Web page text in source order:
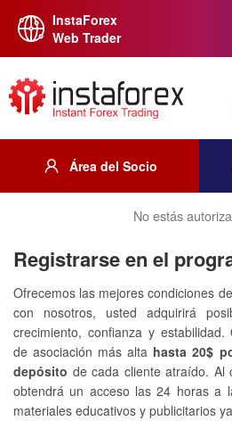
InstaForex
Web Trader
Área del Socio
No estás
Registrarse en el
Ofrecemos las mejores condiciones
con nosotros, usted adquirirá
crecimiento, confianza y
de asociación más alta hasta 20$
depósito de cada cliente atraído. Al
obtendrá un acceso las 24 horas a
materiales educativos y publicitarios